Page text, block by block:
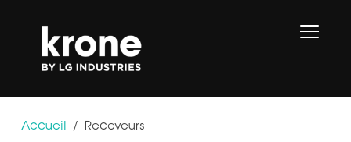
Accueil / Receveurs